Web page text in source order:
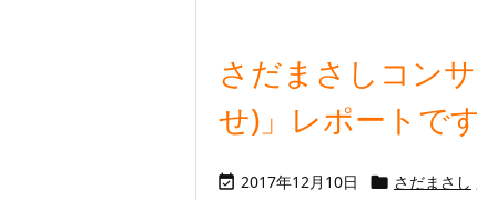
さだまさしコン
せ)」レポートで
 2017年12月10日  さだまさし